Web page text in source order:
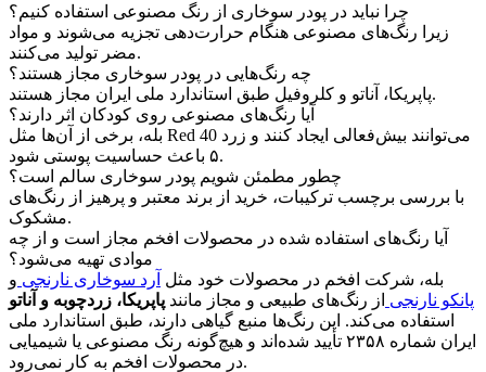
چرا نباید در پودر سوخاری از رنگ مصنوعی استفاده کنیم؟
زیرا رنگ‌های مصنوعی هنگام حرارت‌دهی تجزیه می‌شوند و مواد
مضر تولید می‌کنند.
چه رنگ‌هایی در پودر سوخاری مجاز هستند؟
پاپریکا، آناتو و کلروفیل طبق استاندارد ملی ایران مجاز هستند.
آیا رنگ‌های مصنوعی روی کودکان اثر دارند؟
بله، برخی از آن‌ها مثل Red 40 می‌توانند بیش‌فعالی ایجاد کنند و زرد
۵ باعث حساسیت پوستی شود.
چطور مطمئن شویم پودر سوخاری سالم است؟
با بررسی برچسب ترکیبات، خرید از برند معتبر و پرهیز از رنگ‌های
مشکوک.
آیا رنگ‌های استفاده شده در محصولات افخم مجاز است و از چه
موادی تهیه می‌شود؟
بله، شرکت افخم در محصولات خود مثل آرد سوخاری نارنجی و
پانکو نارنجی از رنگ‌های طبیعی و مجاز مانند پاپریکا، زردچوبه و آناتو
استفاده می‌کند. این رنگ‌ها منبع گیاهی دارند، طبق استاندارد ملی
ایران شماره ۲۳۵۸ تأیید شده‌اند و هیچ‌گونه رنگ مصنوعی یا شیمیایی
در محصولات افخم به کار نمی‌رود.